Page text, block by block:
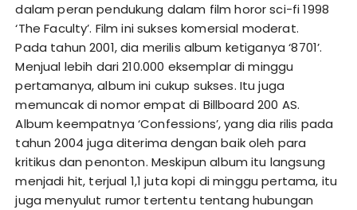
dalam peran pendukung dalam film horor sci-fi 1998
‘The Faculty’. Film ini sukses komersial moderat.
Pada tahun 2001, dia merilis album ketiganya ‘8701’.
Menjual lebih dari 210.000 eksemplar di minggu
pertamanya, album ini cukup sukses. Itu juga
memuncak di nomor empat di Billboard 200 AS.
Album keempatnya ‘Confessions’, yang dia rilis pada
tahun 2004 juga diterima dengan baik oleh para
kritikus dan penonton. Meskipun album itu langsung
menjadi hit, terjual 1,1 juta kopi di minggu pertama, itu
juga menyulut rumor tertentu tentang hubungan